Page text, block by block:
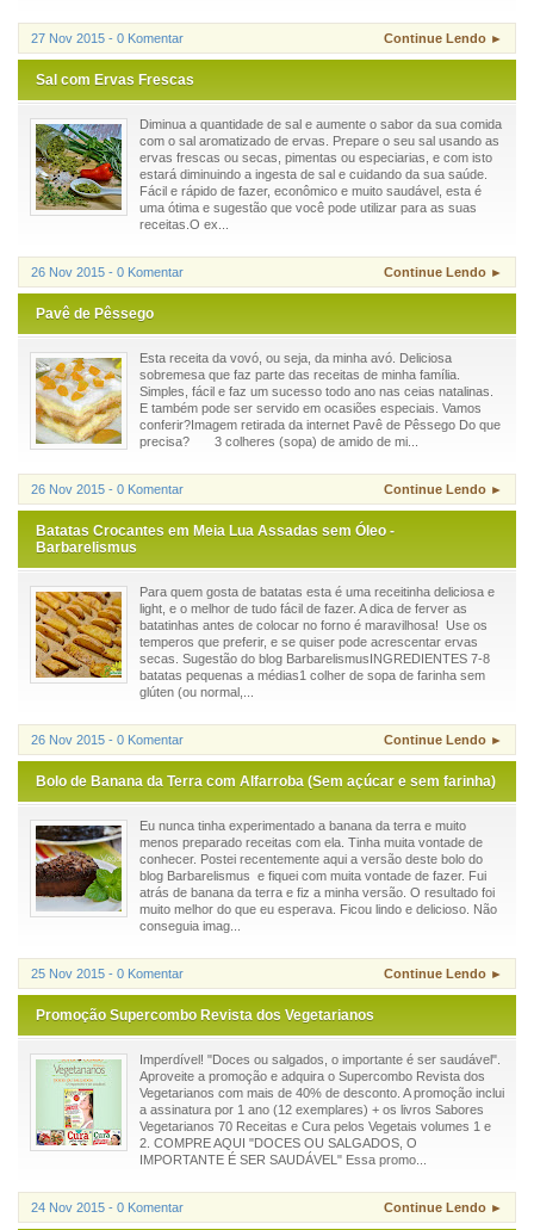
27 Nov 2015 - 0 Komentar Continue Lendo ►
Sal com Ervas Frescas
Diminua a quantidade de sal e aumente o sabor da sua comida
com o sal aromatizado de ervas. Prepare o seu sal usando as
ervas frescas ou secas, pimentas ou especiarias, e com isto
estará diminuindo a ingesta de sal e cuidando da sua saúde.
Fácil e rápido de fazer, econômico e muito saudável, esta é
uma ótima e sugestão que você pode utilizar para as suas
receitas.O ex...
26 Nov 2015 - 0 Komentar Continue Lendo ►
Pavê de Pêssego
Esta receita da vovó, ou seja, da minha avó. Deliciosa
sobremesa que faz parte das receitas de minha família.
Simples, fácil e faz um sucesso todo ano nas ceias natalinas.
E também pode ser servido em ocasiões especiais. Vamos
conferir?Imagem retirada da internet Pavê de Pêssego Do que
precisa? 3 colheres (sopa) de amido de mi...
26 Nov 2015 - 0 Komentar Continue Lendo ►
Batatas Crocantes em Meia Lua Assadas sem Óleo -
Barbarelismus
Para quem gosta de batatas esta é uma receitinha deliciosa e
light, e o melhor de tudo fácil de fazer. A dica de ferver as
batatinhas antes de colocar no forno é maravilhosa! Use os
temperos que preferir, e se quiser pode acrescentar ervas
secas. Sugestão do blog BarbarelismusINGREDIENTES 7-8
batatas pequenas a médias1 colher de sopa de farinha sem
glúten (ou normal,...
26 Nov 2015 - 0 Komentar Continue Lendo ►
Bolo de Banana da Terra com Alfarroba (Sem açúcar e sem farinha)
Eu nunca tinha experimentado a banana da terra e muito
menos preparado receitas com ela. Tinha muita vontade de
conhecer. Postei recentemente aqui a versão deste bolo do
blog Barbarelismus e fiquei com muita vontade de fazer. Fui
atrás de banana da terra e fiz a minha versão. O resultado foi
muito melhor do que eu esperava. Ficou lindo e delicioso. Não
conseguia imag...
25 Nov 2015 - 0 Komentar Continue Lendo ►
Promoção Supercombo Revista dos Vegetarianos
Imperdível! "Doces ou salgados, o importante é ser saudável".
Aproveite a promoção e adquira o Supercombo Revista dos
Vegetarianos com mais de 40% de desconto. A promoção inclui
a assinatura por 1 ano (12 exemplares) + os livros Sabores
Vegetarianos 70 Receitas e Cura pelos Vegetais volumes 1 e
2. COMPRE AQUI "DOCES OU SALGADOS, O
IMPORTANTE É SER SAUDÁVEL" Essa promo...
24 Nov 2015 - 0 Komentar Continue Lendo ►